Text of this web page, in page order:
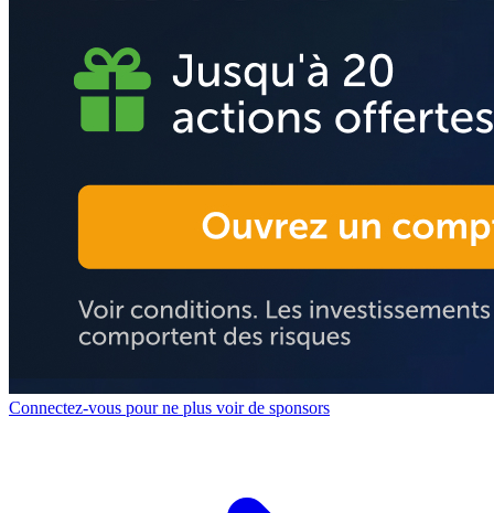
Connectez-vous pour ne plus voir de sponsors